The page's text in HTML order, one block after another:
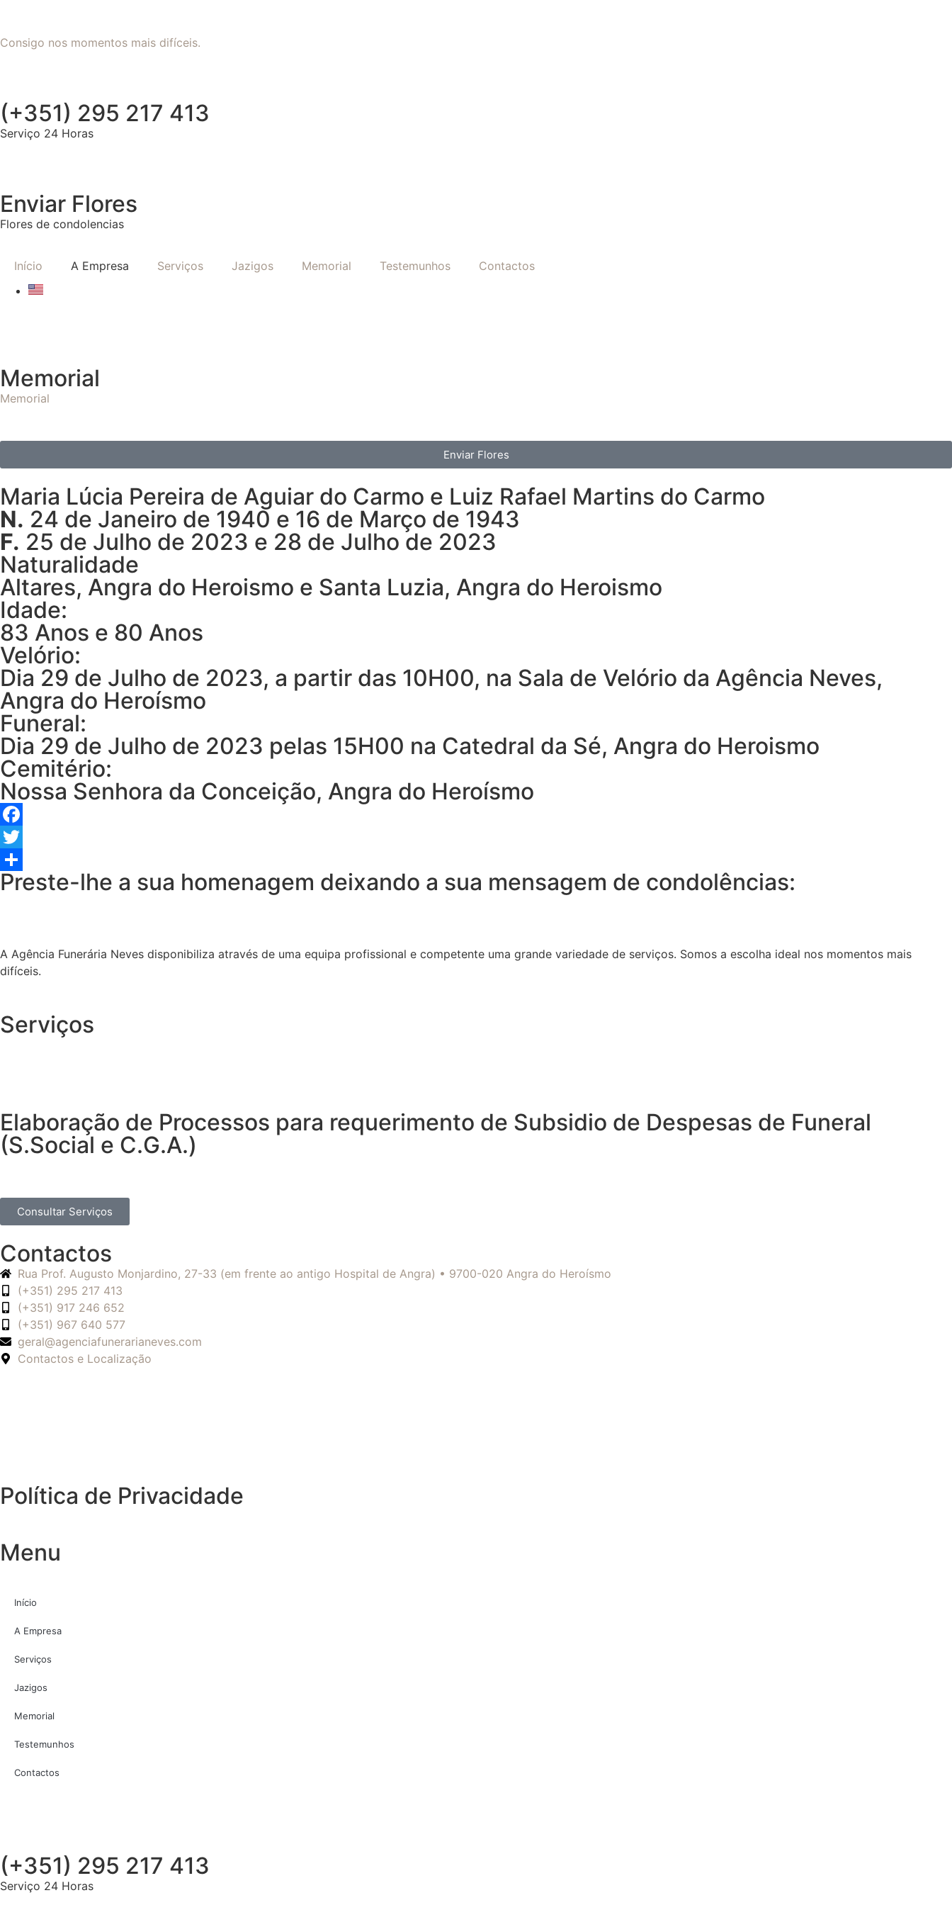
Consigo nos momentos mais difíceis.
(+351) 295 217 413
Serviço 24 Horas
Enviar Flores
Flores de condolencias
Início A Empresa Serviços Jazigos Memorial Testemunhos Contactos
Memorial
Memorial
Enviar Flores
Maria Lúcia Pereira de Aguiar do Carmo e Luiz Rafael Martins do Carmo
N. 24 de Janeiro de 1940 e 16 de Março de 1943
F. 25 de Julho de 2023 e 28 de Julho de 2023
Naturalidade
Altares, Angra do Heroismo e Santa Luzia, Angra do Heroismo
Idade:
83 Anos e 80 Anos
Velório:
Dia 29 de Julho de 2023, a partir das 10H00, na Sala de Velório da Agência Neves,
Angra do Heroísmo
Funeral:
Dia 29 de Julho de 2023 pelas 15H00 na Catedral da Sé, Angra do Heroismo
Cemitério:
Nossa Senhora da Conceição, Angra do Heroísmo
Facebook
Twitter
Share
Preste-lhe a sua homenagem deixando a sua mensagem de condolências:
A Agência Funerária Neves disponibiliza através de uma equipa profissional e competente uma grande variedade de serviços. Somos a escolha ideal nos momentos mais
difíceis.
Serviços
Elaboração de Processos para requerimento de Subsidio de Despesas de Funeral
(S.Social e C.G.A.)
Consultar Serviços
Contactos
Rua Prof. Augusto Monjardino, 27-33 (em frente ao antigo Hospital de Angra) • 9700-020 Angra do Heroísmo
(+351) 295 217 413
(+351) 917 246 652
(+351) 967 640 577
geral@agenciafunerarianeves.com
Contactos e Localização
Política de Privacidade
Menu
Início
A Empresa
Serviços
Jazigos
Memorial
Testemunhos
Contactos
(+351) 295 217 413
Serviço 24 Horas